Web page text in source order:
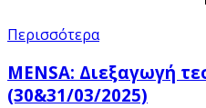
Περισσότερα
MENSA: Διεξαγωγή
(30&31/03/2025)